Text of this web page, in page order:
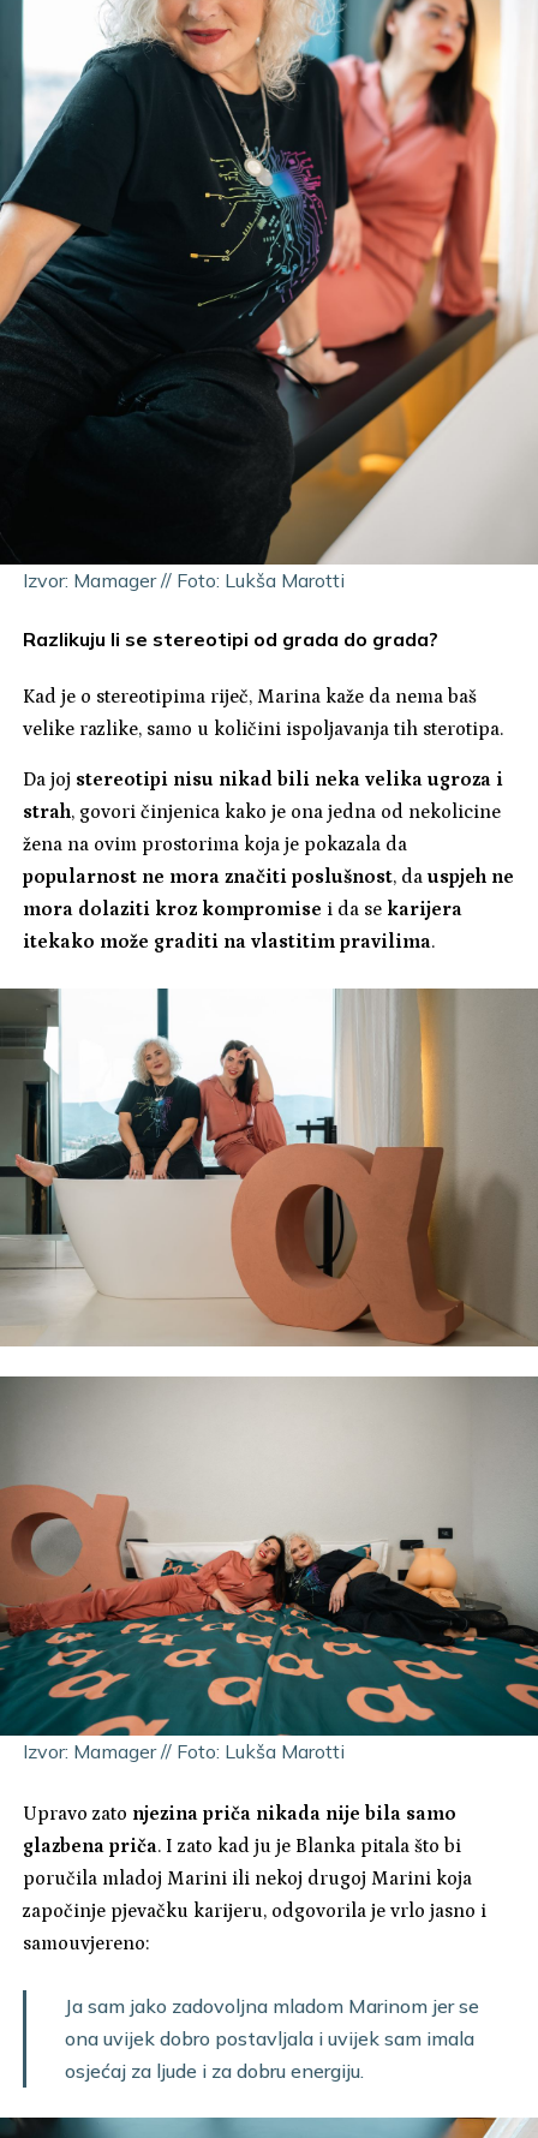
Izvor: Mamager // Foto: Lukša Marotti
Razlikuju li se stereotipi od grada do grada?
Kad je o stereotipima riječ, Marina kaže da nema baš
velike razlike, samo u količini ispoljavanja tih sterotipa.
Da joj stereotipi nisu nikad bili neka velika ugroza i
strah, govori činjenica kako je ona jedna od nekolicine
žena na ovim prostorima koja je pokazala da
popularnost ne mora značiti poslušnost, dauspjeh ne
mora dolaziti kroz kompromise i da se karijera
itekako može graditi na vlastitim pravilima.
Izvor: Mamager // Foto: Lukša Marotti
Upravo zato njezina priča nikada nije bila samo
glazbena priča. I zato kad ju je Blanka pitala što bi
poručila mladoj Marini ili nekoj drugoj Marini koja
započinje pjevačku karijeru, odgovorila je vrlo jasno i
samouvjereno:
Ja sam jako zadovoljna mladom Marinom jer se
ona uvijek dobro postavljala i uvijek sam imala
osjećaj za ljude i za dobru energiju.